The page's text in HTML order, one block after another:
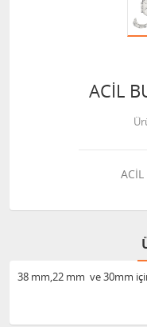
ACİL
38 mm,22 mm ve 30mm